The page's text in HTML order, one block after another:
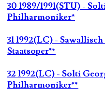
30 1989/1991(STU) -
Philharmoniker*
31 1992(LC) -
Staatsoper**
32 1992(LC) - Solti
Philharmoniker**